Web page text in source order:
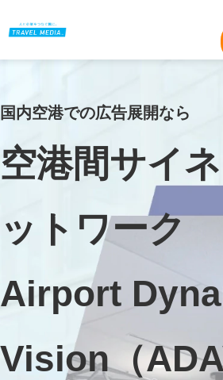
選ばれる理由
お客様事例
広告料金/規定等
進行スケジュール
取扱広告媒体のご紹
国内空港での広告展開なら
空港間サイ
ットワーク
Airport
Vision（